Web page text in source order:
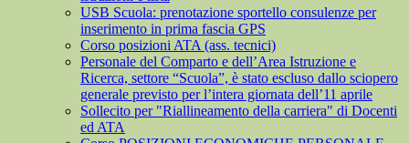
USB Scuola: prenotazione sportello consulenze per
inserimento in prima fascia GPS
Corso posizioni ATA (ass. tecnici)
Personale del Comparto e dell’Area Istruzione e
Ricerca, settore “Scuola”, è stato escluso dallo sciopero
generale previsto per l’intera giornata dell’11 aprile
Sollecito per "Riallineamento della carriera" di Docenti
ed ATA